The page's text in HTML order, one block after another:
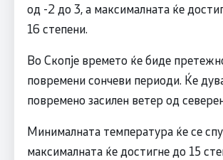
од -2 до 3, а максималната ќе
16 степени.
Во Скопје времето ќе биде
повремени сончеви периоди. Ќе
повремено засилен ветер од
Минималната температура ќе се
максималната ќе достигне до 15